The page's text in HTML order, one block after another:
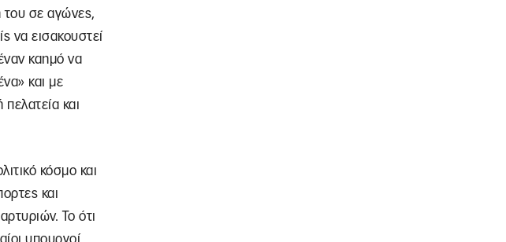
του σε αγώνες,
να εισακουστεί
καημό να
και με
και
κόσμο και
και
Το ότι
υπουργοί